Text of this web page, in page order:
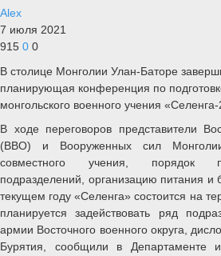
Alex
7 июля 2021
915 0 0
В столице Монголии Улан-Баторе
планирующая конференция по
монгольского военного учения «Селенга-
В ходе переговоров представители
(ВВО) и Вооруженных сил
совместного учения, порядок
подразделений, организацию питания и
текущем году «Селенга» состоится на
планируется задействовать ряд
армии Восточного военного округа,
Бурятия, сообщили в Департаменте